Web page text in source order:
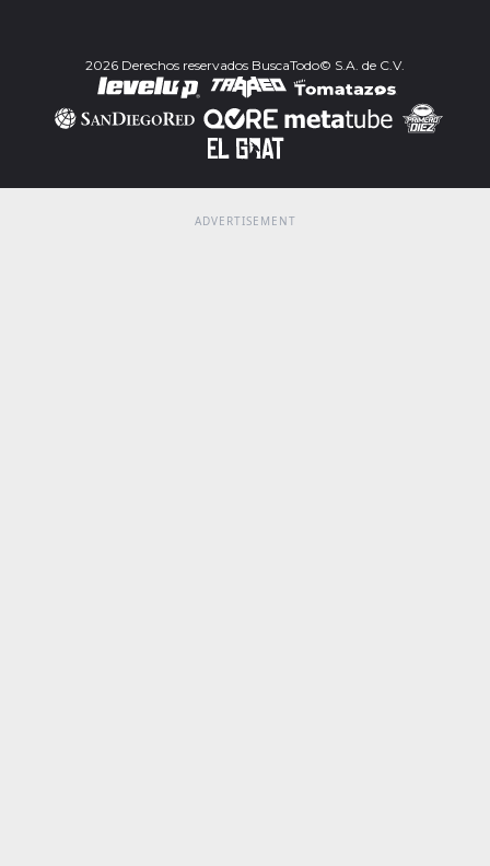
2026 Derechos reservados BuscaTodo© S.A. de C.V.